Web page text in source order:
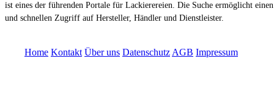
ist eines der führenden Portale für Lackierereien. Die Suche ermöglicht
und schnellen Zugriff auf Hersteller, Händler und Dienstleister.
Home Kontakt Über uns Datenschutz AGB Impressum